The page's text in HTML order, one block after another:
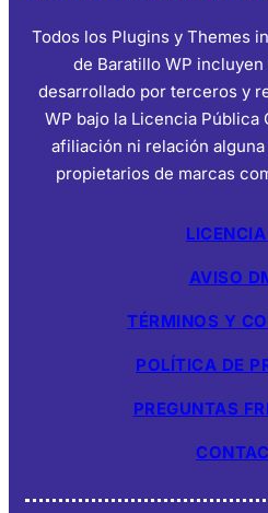
Todos los Plugins y Themes
de Baratillo WP
desarrollado por terceros y
WP bajo la Licencia Pública
afiliación ni relación
propietarios de marcas
AVISO
TÉRMINOS Y
POLÍTICA DE
PREGUNTAS